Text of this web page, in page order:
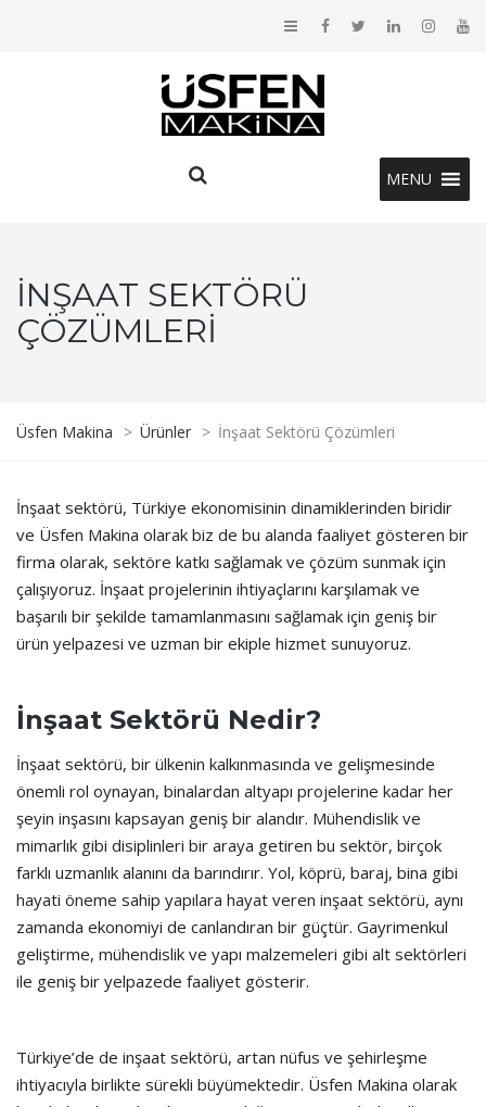
MENU
İNŞAAT SEKTÖRÜ
ÇÖZÜMLERI
Üsfen Makina > Ürünler > İnşaat Sektörü Çözümleri
İnşaat sektörü, Türkiye ekonomisinin dinamiklerinden biridir
ve Üsfen Makina olarak biz de bu alanda faaliyet gösteren bir
firma olarak, sektöre katkı sağlamak ve çözüm sunmak için
çalışıyoruz. İnşaat projelerinin ihtiyaçlarını karşılamak ve
başarılı bir şekilde tamamlanmasını sağlamak için geniş bir
ürün yelpazesi ve uzman bir ekiple hizmet sunuyoruz.
İnşaat Sektörü Nedir?
İnşaat sektörü, bir ülkenin kalkınmasında ve gelişmesinde
önemli rol oynayan, binalardan altyapı projelerine kadar her
şeyin inşasını kapsayan geniş bir alandır. Mühendislik ve
mimarlık gibi disiplinleri bir araya getiren bu sektör, birçok
farklı uzmanlık alanını da barındırır. Yol, köprü, baraj, bina gibi
hayati öneme sahip yapılara hayat veren inşaat sektörü, aynı
zamanda ekonomiyi de canlandıran bir güçtür. Gayrimenkul
geliştirme, mühendislik ve yapı malzemeleri gibi alt sektörleri
ile geniş bir yelpazede faaliyet gösterir.
Türkiye’de de inşaat sektörü, artan nüfus ve şehirleşme
ihtiyacıyla birlikte sürekli büyümektedir. Üsfen Makina olarak